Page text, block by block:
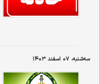
سه‌شنبه، ۰۷ اسفند ۱۴۰۳